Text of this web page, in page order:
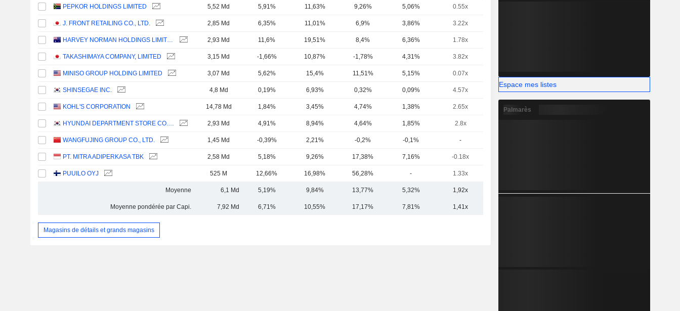
PEPKOR HOLDINGS LIMITED 5,52 Md 5,91% 11,63% 9,26% 5,06% 0.55x
J. FRONT RETAILING CO., LTD. 2,85 Md 6,35% 11,01% 6,9% 3,86% 3.22x
HARVEY NORMAN HOLDINGS LIMITED 2,93 Md 11,6% 19,51% 8,4% 6,36% 1.78x
TAKASHIMAYA COMPANY, LIMITED 3,15 Md -1,66% 10,87% -1,78% 4,31% 3.82x
MINISO GROUP HOLDING LIMITED 3,07 Md 5,62% 15,4% 11,51% 5,15% 0.07x
SHINSEGAE INC. 4,8 Md 0,19% 6,93% 0,32% 0,09% 4.57x
KOHL'S CORPORATION 14,78 Md 1,84% 3,45% 4,74% 1,38% 2.65x
HYUNDAI DEPARTMENT STORE CO. LTD. 2,93 Md 4,91% 8,94% 4,64% 1,85% 2.8x
WANGFUJING GROUP CO., LTD. 1,45 Md -0,39% 2,21% -0,2% -0,1% -
PT. MITRA ADIPERKASA TBK 2,58 Md 5,18% 9,26% 17,38% 7,16% -0.18x
PUUILO OYJ 525 M 12,66% 16,98% 56,28% - 1.33x
Moyenne 6,1 Md 5,19% 9,84% 13,77% 5,32% 1,92x
Moyenne pondérée par Capi. 7,92 Md 6,71% 10,55% 17,17% 7,81% 1,41x
Magasins de détails et grands magasins
Espace mes listes
Palmarès